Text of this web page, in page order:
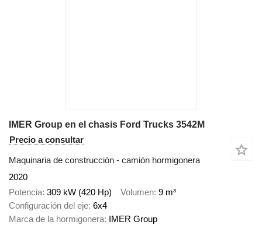
IMER Group en el chasis Ford Trucks 3542M
Precio a consultar
Maquinaria de construcción - camión hormigonera
2020
Potencia 309 kW (420 Hp) Volumen 9 m³
Configuración del eje 6x4
Marca de la hormigonera
IMER Group